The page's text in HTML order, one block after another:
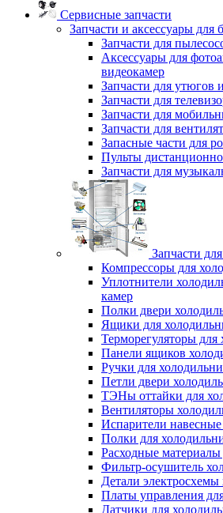
Сервисные запчасти
Запчасти и аксессуары для
Запчасти для
Аксессуары для
видеокамер
Запчасти для утюгов
Запчасти для
Запчасти для
Запчасти для
Запасные части для
Пульты
Запчасти для
Запчасти
Компрессоры для
Уплотнители
камер
Полки двери
Ящики для
Терморегуляторы для
Панели ящиков
Ручки для
Петли двери
ТЭНы оттайки для
Вентиляторы
Испарители
Полки для
Расходные
Фильтр-осушитель
Детали электросхемы
Платы управления
Датчики для